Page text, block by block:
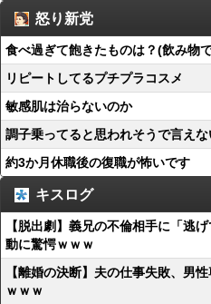
怒り新党
食べ過ぎて飽きたものは？(飲み物
リピートしてるプチプラコスメ
敏感肌は治らないのか
調子乗ってると思われそうで言えな
約3か月休職後の復職が怖いです
キスログ
【脱出劇】義兄の不倫相手に「逃
動に驚愕ｗｗｗ
【離婚の決断】夫の仕事失敗、男
ｗｗｗ